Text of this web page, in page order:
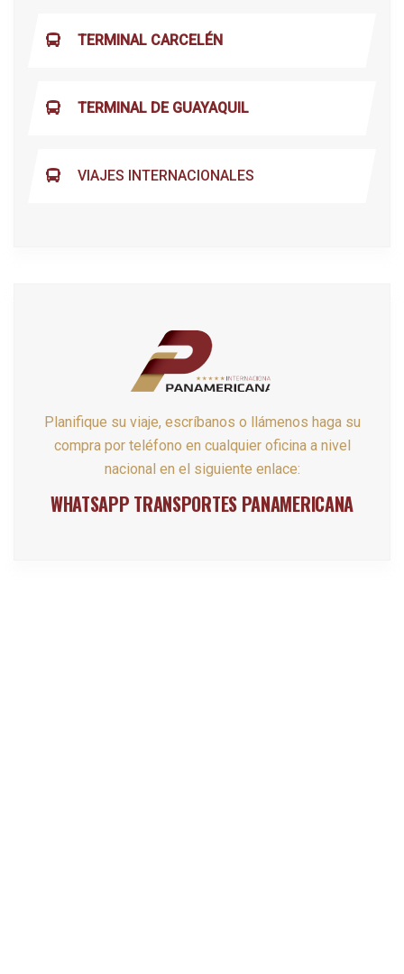
TERMINAL CARCELÉN
TERMINAL DE GUAYAQUIL
VIAJES INTERNACIONALES
Planifique su viaje, escríbanos o llámenos haga su
compra por teléfono en cualquier oficina a nivel
nacional en el siguiente enlace:
WHATSAPP TRANSPORTES PANAMERICANA